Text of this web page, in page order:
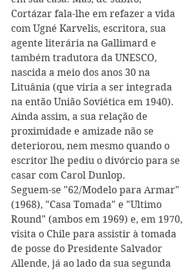
Cortázar fala-lhe em refazer a vida
com Ugné Karvelis, escritora, sua
agente literária na Gallimard e
também tradutora da UNESCO,
nascida a meio dos anos 30 na
Lituânia (que viria a ser integrada
na então União Soviética em 1940).
Ainda assim, a sua relação de
proximidade e amizade não se
deteriorou, nem mesmo quando o
escritor lhe pediu o divórcio para se
casar com Carol Dunlop.
Seguem-se "62/Modelo para Armar"
(1968), "Casa Tomada" e "Ultimo
Round" (ambos em 1969) e, em 1970,
visita o Chile para assistir à tomada
de posse do Presidente Salvador
Allende, já ao lado da sua segunda